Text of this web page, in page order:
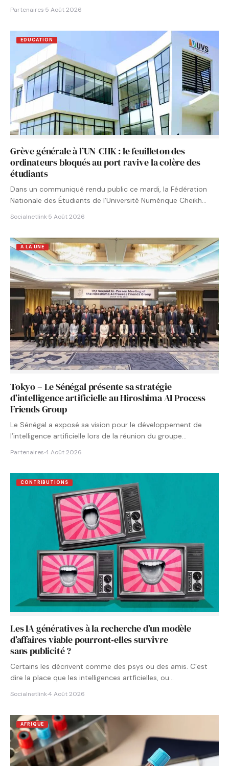
Partenaires·5 Août 2026
EDUCATION
Grève générale à l’UN-CHK : le feuilleton des
ordinateurs bloqués au port ravive la colère des
étudiants
Dans un communiqué rendu public ce mardi, la Fédération
Nationale des Étudiants de l’Université Numérique Cheikh
Socialnetlink·5 Août 2026
A LA UNE
Tokyo – Le Sénégal présente sa stratégie
d’intelligence artificielle au Hiroshima AI Process
Friends Group
Le Sénégal a exposé sa vision pour le développement de
l’intelligence artificielle lors de la réunion du groupe…
Partenaires·4 Août 2026
CONTRIBUTIONS
Les IA génératives à la recherche d’un modèle
d’affaires viable pourront‑elles survivre
sans publicité ?
Certains les décrivent comme des psys ou des amis. C’est
dire la place que les intelligences artficielles, ou…
Socialnetlink·4 Août 2026
AFRIQUE